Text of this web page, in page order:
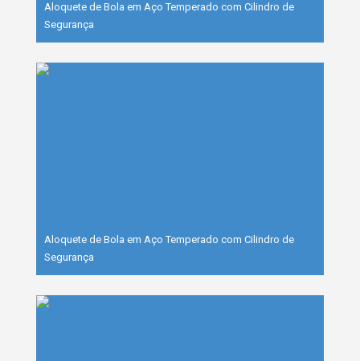
Aloquete de Bola em Aço Temperado com Cilindro de
Segurança
Aloquete de Bola em Aço Temperado com Cilindro de
Segurança